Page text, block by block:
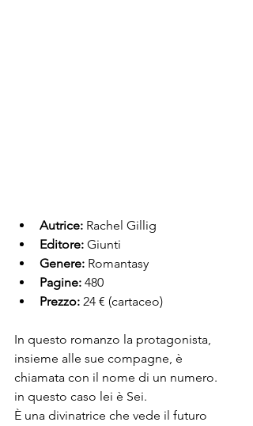
Autrice: Rachel Gillig
Editore: Giunti
Genere: Romantasy
Pagine: 480
Prezzo: 24 € (cartaceo)
In questo romanzo la protagonista,
insieme alle sue compagne, è
chiamata con il nome di un numero.
in questo caso lei è Sei.
È una divinatrice che vede il futuro